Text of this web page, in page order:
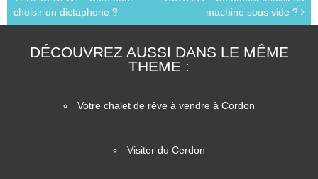
choisir un dictaphone ?
machine sous vide ?
DÉCOUVREZ AUSSI DANS LE MÊME
THEME :
Votre chalet de rêve à vendre à Cordon
Visiter du Cerdon